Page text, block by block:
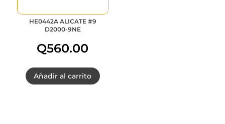
HE0442A ALICATE #9
D2000-9NE
Q560.00
Añadir al carrito